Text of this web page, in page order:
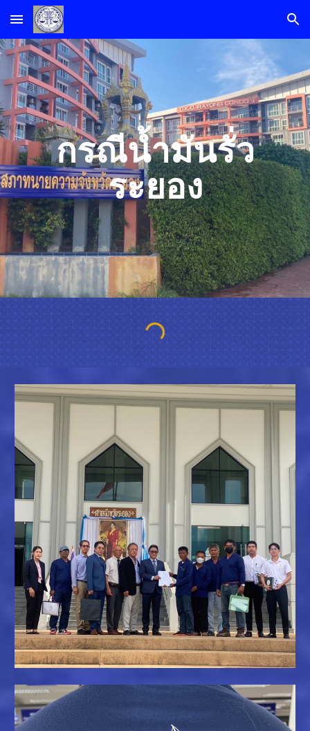
Skip to main content Skip to navigation
กรณีน้ำมันรั่ว
ระยอง